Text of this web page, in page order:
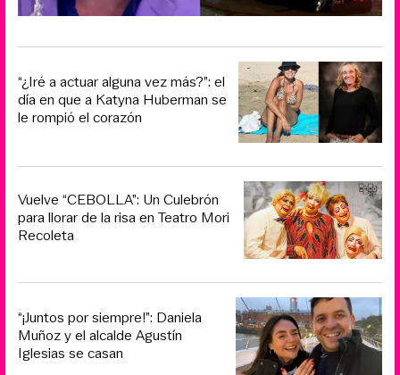
“¿Iré a actuar alguna vez más?”: el
día en que a Katyna Huberman se
le rompió el corazón
Vuelve “CEBOLLA”: Un Culebrón
para llorar de la risa en Teatro Mori
Recoleta
“¡Juntos por siempre!”: Daniela
Muñoz y el alcalde Agustín
Iglesias se casan